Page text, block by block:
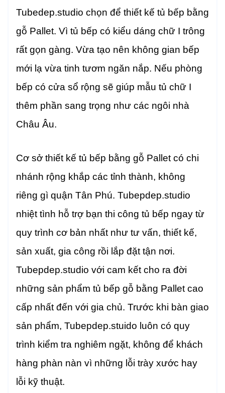
Tubedep.studio chọn để thiết kế tủ bếp bằng
gỗ Pallet. Vì tủ bếp có kiểu dáng chữ I trông
rất gọn gàng. Vừa tạo nên không gian bếp
mới lạ vừa tinh tươm ngăn nắp. Nếu phòng
bếp có cửa sổ rộng sẽ giúp mẫu tủ chữ I
thêm phần sang trọng như các ngôi nhà
Châu Âu.
Cơ sở thiết kế tủ bếp bằng gỗ Pallet có chi
nhánh rộng khắp các tỉnh thành, không
riêng gì quận Tân Phú. Tubepdep.studio
nhiệt tình hỗ trợ bạn thi công tủ bếp ngay từ
quy trình cơ bản nhất như tư vấn, thiết kế,
sản xuất, gia công rồi lắp đặt tận nơi.
Tubepdep.studio với cam kết cho ra đời
những sản phẩm tủ bếp gỗ bằng Pallet cao
cấp nhất đến với gia chủ. Trước khi bàn giao
sản phẩm, Tubepdep.stuido luôn có quy
trình kiểm tra nghiêm ngặt, không để khách
hàng phàn nàn vì những lỗi trày xước hay
lỗi kỹ thuật.